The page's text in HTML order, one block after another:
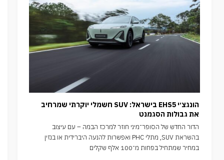
הונגצ׳י EHS5 בישראל: SUV חשמלי יוקרתי שמרחיב
את גבולות הסגמנט
הדור החדש של הסופר־מיני חוזר למרכז הבמה – עם עיצוב
בהשראת SUV, מתלי PHC ואפשרות להנעה היברידית או בנזין
במחיר שמתחיל בפחות מ־100 אלף שקלים